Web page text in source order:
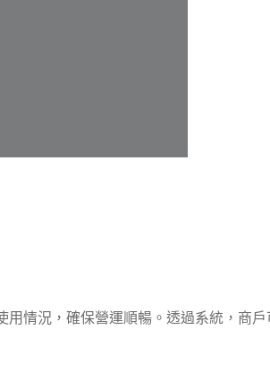
情況，確保營運順暢。透過系統，商